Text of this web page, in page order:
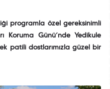
programla özel gereksinimli
Koruma Günü’nde Yedikule
patili dostlarımızla güzel bir